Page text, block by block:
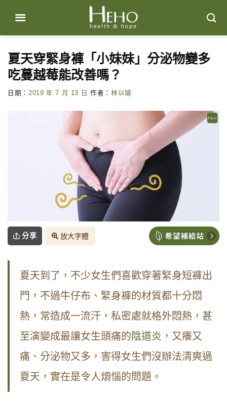
content
夏天穿緊身褲「小妹妹」分泌物變多
吃蔓越莓能改善嗎？
日期： 2019 年 7 月 13 日 作者： 林以璿
分享 放大字體
夏天到了，不少女生們喜歡穿著緊身短褲出
門，不過牛仔布、緊身褲的材質都十分悶
熱，常造成一流汗，私密處就格外悶熱，甚
至演變成最讓女生頭痛的陰道炎 ，又癢又
痛、分泌物又多，害得女生們沒辦法清爽過
夏天，實在是令人煩惱的問題。